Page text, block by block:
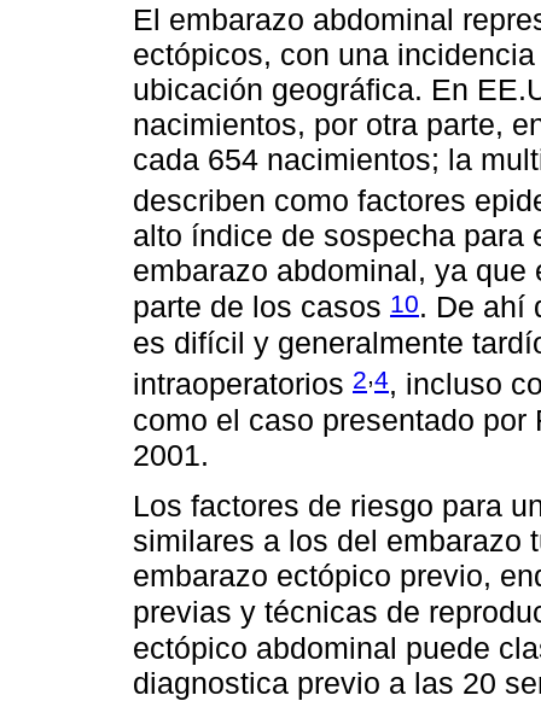
El embarazo abdominal
ectópicos, con una
ubicación geográfica. En
nacimientos, por otra parte,
cada 654 nacimientos; la
describen como factores
alto índice de sospecha para
embarazo abdominal, ya
parte de los casos 10. De ahí
es difícil y generalmente
intraoperatorios 2 4, incluso
como el caso presentado
2001.
Los factores de riesgo para
similares a los del embarazo
embarazo ectópico previo,
previas y técnicas de
ectópico abdominal puede
diagnostica previo a las 20